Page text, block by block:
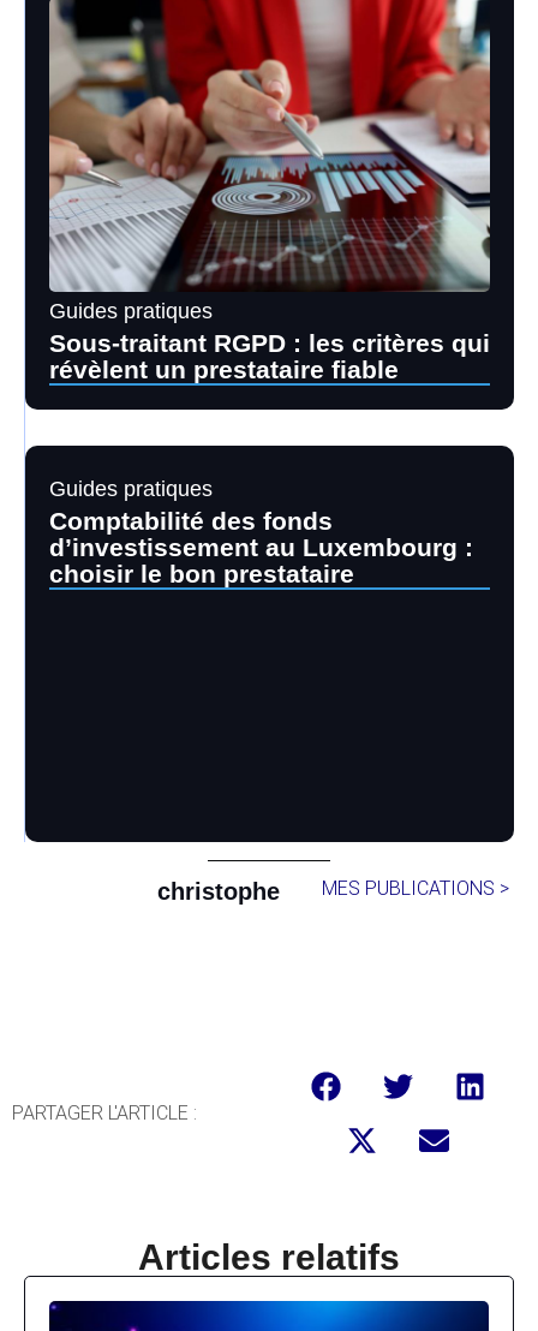
Guides pratiques
Sous-traitant RGPD : les critères qui
révèlent un prestataire fiable
Guides pratiques
Comptabilité des fonds
d’investissement au Luxembourg :
choisir le bon prestataire
christophe MES PUBLICATIONS >
PARTAGER L'ARTICLE :
Articles relatifs